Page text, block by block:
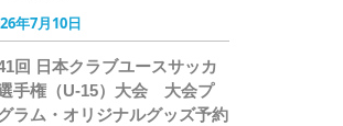
年7月10日
回 日本クラブユースサッカ
手権（U-15）大会 大会プ
ラム・オリジナルグッズ予約